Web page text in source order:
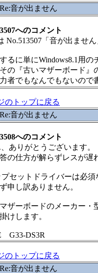
Re:音が出ません
へのコメント
No.513507「音が出ませ
るに単にWindows8.1用
の『古いマザーボード』
者でもなんでもないので
のトップに戻る
Re:音が出ません
へのコメント
ありがとうございます。
の仕方が解らずレスが遅
セットドライバーは必須
申し訳ありません。
ザーボードのメーカー・
けします。
G33-DS3R
のトップに戻る
Re:音が出ません